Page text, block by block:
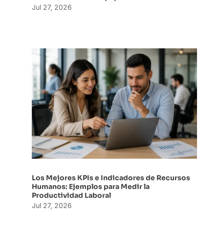
Jul 27, 2026
Los Mejores KPIs e Indicadores de Recursos
Humanos: Ejemplos para Medir la
Productividad Laboral
Jul 27, 2026